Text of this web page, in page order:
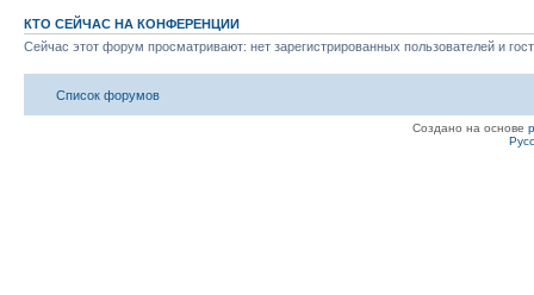
КТО СЕЙЧАС НА КОНФЕРЕНЦИИ
Сейчас этот форум просматривают: нет зарегистрированных пользователей и
Список форумов
Создано на основе